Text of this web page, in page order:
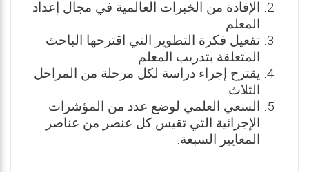
الإفادة من الخبرات العالمية في مجال إعداد
المعلم.
تفعيل فكرة التطوير التي اقترحها الباحث
المتعلقة بتدريب المعلم.
يقترح إجراء دراسة لكل مرحلة من المراحل
الثلاث.
السعي العلمي لوضع عدد من المؤشرات
الإجرائية التي تقيس كل عنصر من عناصر
المعايير السبعة.